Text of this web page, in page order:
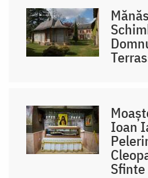
Ioan
Sfinte